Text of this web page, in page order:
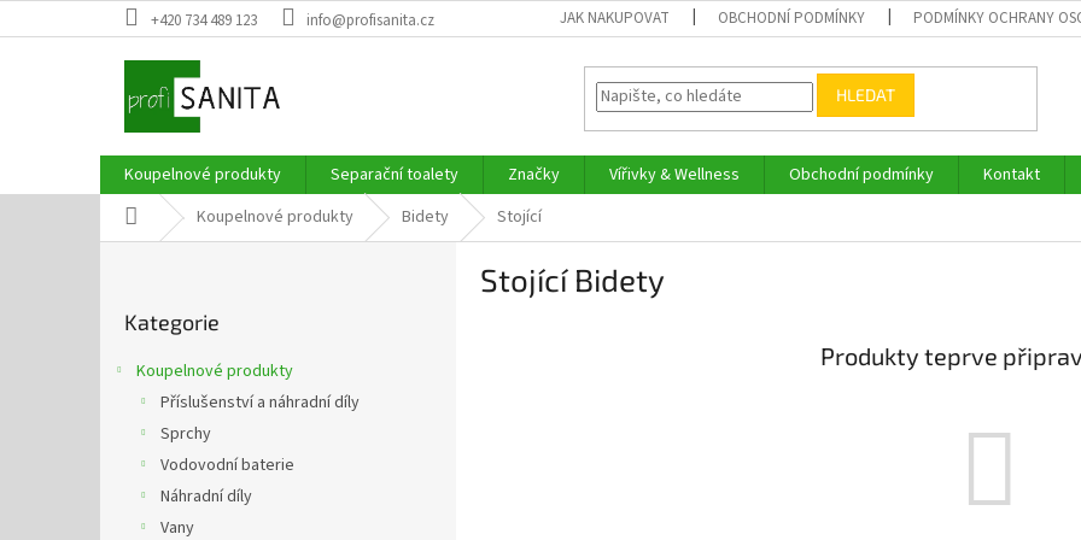
na
+420 734 489 123 info@profisanita.cz JAK NAKUPOVAT OBCHODNÍ PODMÍNKY PODMÍNKY OCHRANY
HLEDAT
Koupelnové produkty Separační toalety Značky Vířivky & Wellness Obchodní podmínky Kontakt
Domů Koupelnové produkty Bidety Stojící
kategorie
Kategorie
Koupelnové produkty
Příslušenství a náhradní díly
Sprchy
Vodovodní baterie
Náhradní díly
Vany
Stojící Bidety
Produkty teprve